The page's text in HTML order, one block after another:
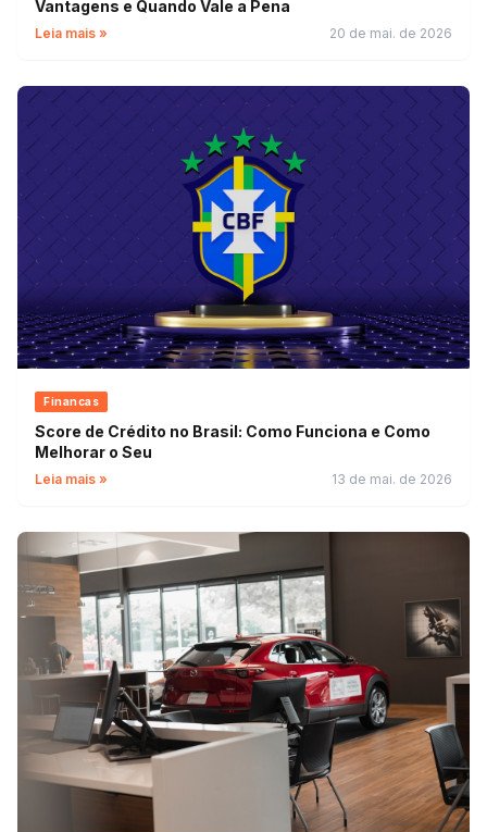
Vantagens e Quando Vale a Pena
Leia mais » 20 de mai. de 2026
Financas
Score de Crédito no Brasil: Como Funciona e Como
Melhorar o Seu
Leia mais » 13 de mai. de 2026